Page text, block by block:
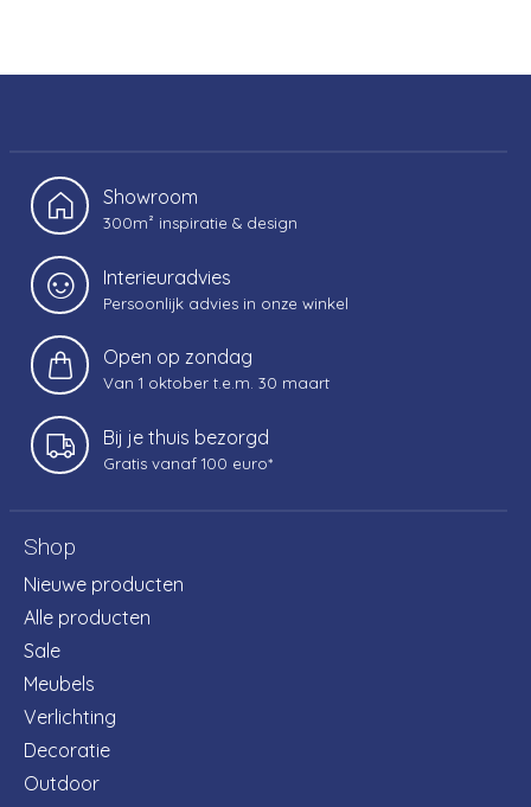
Showroom
300m² inspiratie & design
Interieuradvies
Persoonlijk advies in onze winkel
Open op zondag
Van 1 oktober t.e.m. 30 maart
Bij je thuis bezorgd
Gratis vanaf 100 euro*
Shop
Nieuwe producten
Alle producten
Sale
Meubels
Verlichting
Decoratie
Outdoor